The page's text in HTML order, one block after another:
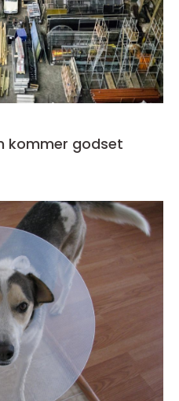
kommer godset